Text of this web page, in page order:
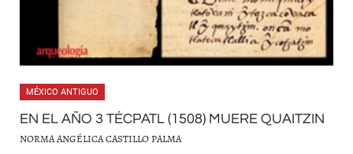
MÉXICO ANTIGUO
EN EL AÑO 3 TÉCPATL (1508) MUERE QUAITZIN
NORMA ANGÉLICA CASTILLO PALMA